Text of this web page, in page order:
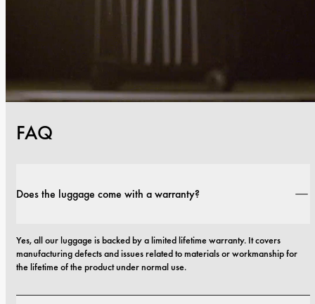
FAQ
Does the luggage come with a warranty?
Yes, all our luggage is backed by a limited lifetime warranty. It covers
manufacturing defects and issues related to materials or workmanship for
the lifetime of the product under normal use.